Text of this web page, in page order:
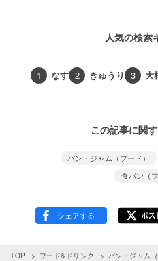
人気の検索
1 なす 2 きゅうり 3 大
この記事に関
パン・ジャム（フード）
食パン（フ
TOP フード&ドリンク パン・ジャム（